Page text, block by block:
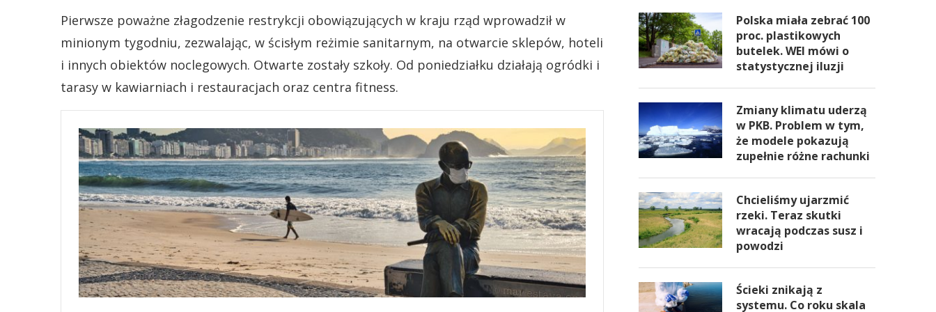
Pierwsze poważne złagodzenie restrykcji obowiązujących w kraju rząd wprowadził w
minionym tygodniu, zezwalając, w ścisłym reżimie sanitarnym, na otwarcie sklepów, hoteli
i innych obiektów noclegowych. Otwarte zostały szkoły. Od poniedziałku działają ogródki i
tarasy w kawiarniach i restauracjach oraz centra fitness.
Polska miała zebrać 100
proc. plastikowych
butelek. WEI mówi o
statystycznej iluzji
Zmiany klimatu uderzą
w PKB. Problem w tym,
że modele pokazują
zupełnie różne rachunki
Chcieliśmy ujarzmić
rzeki. Teraz skutki
wracają podczas susz i
powodzi
Ścieki znikają z
systemu. Co roku skala